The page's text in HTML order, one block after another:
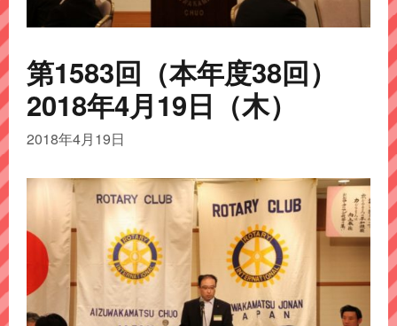
第1583回（本年度38回）
2018年4月19日（木）
2018年4月19日